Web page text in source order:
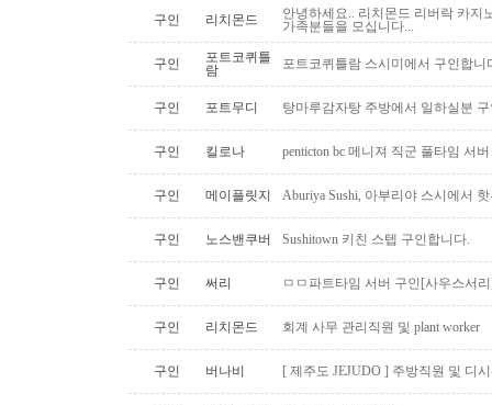
구인 리치몬드
안녕하세요.. 리치몬드 리버락 카지
가족분들을 모십니다...
구인
포트코퀴틀
람
포트코퀴틀람 스시미에서 구인합니
구인 포트무디 탕마루감자탕 주방에서 일하실분
구인 킬로나 penticton bc 메니져 직군 풀타임 서
구인 메이플릿지 Aburiya Sushi, 아부리야 스시에서
구인 노스밴쿠버 Sushitown 키친 스텝 구인합니다.
구인 써리 ㅁㅁ파트타임 서버 구인[사우스서
구인 리치몬드 회계 사무 관리직원 및 plant worker
구인 버나비 [ 제주도 JEJUDO ] 주방직원 및 디